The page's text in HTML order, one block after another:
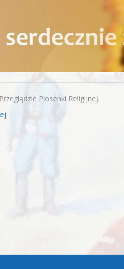
Piosenki Religijnej.